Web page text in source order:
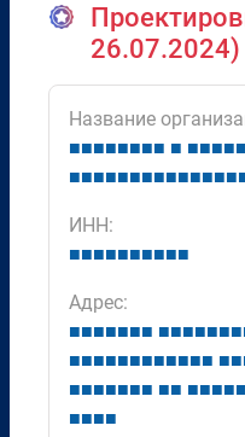
26.07.2024)
Название
■■■■■■■■ ■ ■■■■■
■■■■■■■■■■■■■■
ИНН:
■■■■■■■■■■
Адрес:
■■■■■■■ ■■■■■■■
■■■■■■■■■■■■ ■■
■■■■■■■ ■■ ■■■■■
■■■■